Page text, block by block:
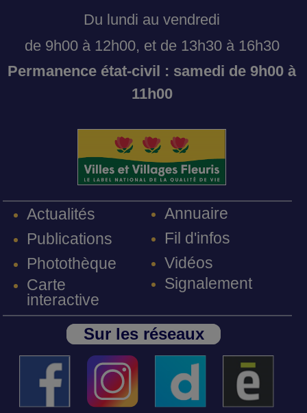
Du lundi au vendredi
de 9h00 à 12h00, et de 13h30 à 16h30
Permanence état-civil : samedi de 9h00 à
11h00
Actualités
Publications
Photothèque
Carte
interactive
Annuaire
Fil d'infos
Vidéos
Signalement
Sur les réseaux